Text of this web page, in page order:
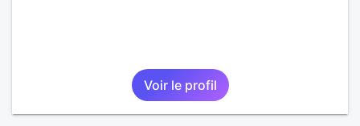
Voir le profil